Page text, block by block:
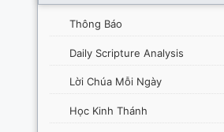
Thông Báo
Daily Scripture Analysis
Lời Chúa Mỗi Ngày
Học Kinh Thánh